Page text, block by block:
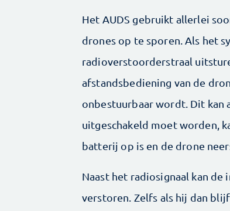
Het AUDS gebruikt allerlei
drones op te sporen. Als het
radioverstoorderstraal
afstandsbediening van de
onbestuurbaar wordt. Dit kan
uitgeschakeld moet worden,
batterij op is en de drone
Naast het radiosignaal kan
verstoren. Zelfs als hij dan